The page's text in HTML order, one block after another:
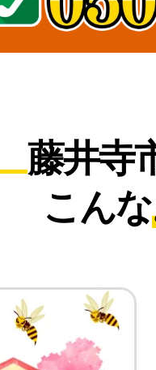
藤井寺
こんな